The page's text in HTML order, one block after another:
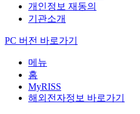
개인정보 재동의
기관소개
PC 버전 바로가기
메뉴
홈
MyRISS
해외전자정보 바로가기